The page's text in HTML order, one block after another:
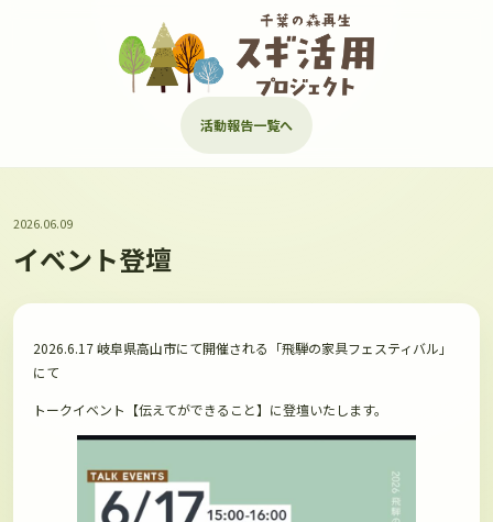
活動報告一覧へ
2026.06.09
イベント登壇
2026.6.17 岐阜県高山市にて開催される「飛騨の家具フェスティバル」
にて
トークイベント【伝えてができること】に登壇いたします。